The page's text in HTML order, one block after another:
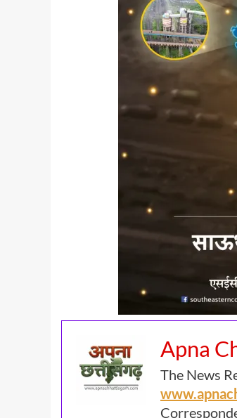
Apna
The News